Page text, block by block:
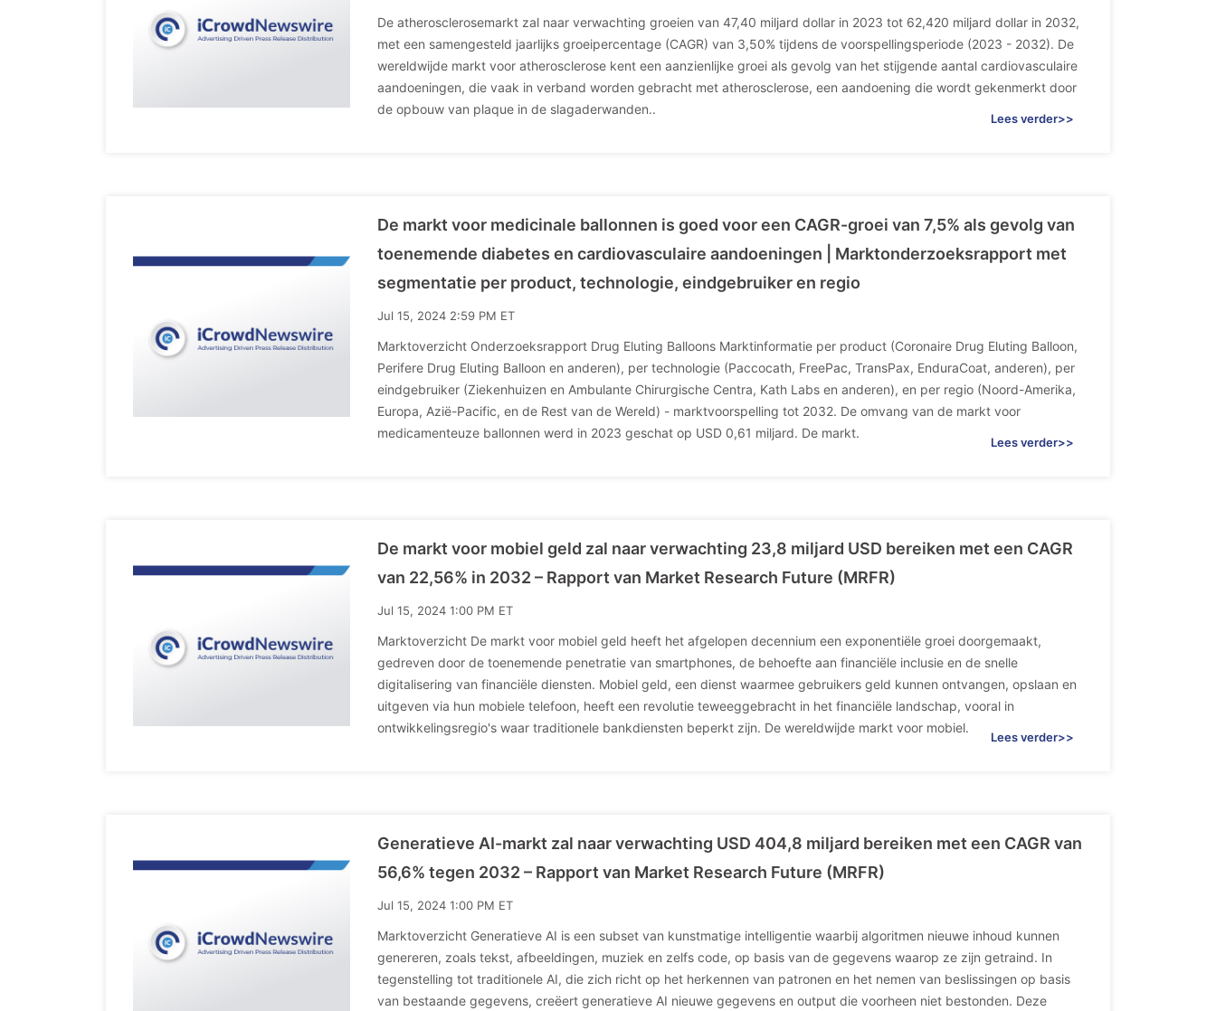
De atherosclerosemarkt zal naar verwachting groeien van 47,40 miljard dollar in 2023 tot 62,420 miljard dollar in 2032,
met een samengesteld jaarlijks groeipercentage (CAGR) van 3,50% tijdens de voorspellingsperiode (2023 - 2032). De
wereldwijde markt voor atherosclerose kent een aanzienlijke groei als gevolg van het stijgende aantal cardiovasculaire
aandoeningen, die vaak in verband worden gebracht met atherosclerose, een aandoening die wordt gekenmerkt door
de opbouw van plaque in de slagaderwanden..
Lees verder>>
De markt voor medicinale ballonnen is goed voor een CAGR-groei van 7,5% als gevolg van
toenemende diabetes en cardiovasculaire aandoeningen | Marktonderzoeksrapport met
segmentatie per product, technologie, eindgebruiker en regio
Jul 15, 2024 2:59 PM ET
Marktoverzicht Onderzoeksrapport Drug Eluting Balloons Marktinformatie per product (Coronaire Drug Eluting Balloon,
Perifere Drug Eluting Balloon en anderen), per technologie (Paccocath, FreePac, TransPax, EnduraCoat, anderen), per
eindgebruiker (Ziekenhuizen en Ambulante Chirurgische Centra, Kath Labs en anderen), en per regio (Noord-Amerika,
Europa, Azië-Pacific, en de Rest van de Wereld) - marktvoorspelling tot 2032. De omvang van de markt voor
medicamenteuze ballonnen werd in 2023 geschat op USD 0,61 miljard. De markt.
Lees verder>>
De markt voor mobiel geld zal naar verwachting 23,8 miljard USD bereiken met een CAGR
van 22,56% in 2032 – Rapport van Market Research Future (MRFR)
Jul 15, 2024 1:00 PM ET
Marktoverzicht De markt voor mobiel geld heeft het afgelopen decennium een exponentiële groei doorgemaakt,
gedreven door de toenemende penetratie van smartphones, de behoefte aan financiële inclusie en de snelle
digitalisering van financiële diensten. Mobiel geld, een dienst waarmee gebruikers geld kunnen ontvangen, opslaan en
uitgeven via hun mobiele telefoon, heeft een revolutie teweeggebracht in het financiële landschap, vooral in
ontwikkelingsregio's waar traditionele bankdiensten beperkt zijn. De wereldwijde markt voor mobiel.
Lees verder>>
Generatieve AI-markt zal naar verwachting USD 404,8 miljard bereiken met een CAGR van
56,6% tegen 2032 – Rapport van Market Research Future (MRFR)
Jul 15, 2024 1:00 PM ET
Marktoverzicht Generatieve AI is een subset van kunstmatige intelligentie waarbij algoritmen nieuwe inhoud kunnen
genereren, zoals tekst, afbeeldingen, muziek en zelfs code, op basis van de gegevens waarop ze zijn getraind. In
tegenstelling tot traditionele AI, die zich richt op het herkennen van patronen en het nemen van beslissingen op basis
van bestaande gegevens, creëert generatieve AI nieuwe gegevens en output die voorheen niet bestonden. Deze